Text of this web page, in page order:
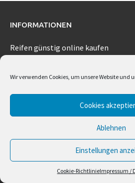
Wir verwenden Cookies, um unsere Website und
Cookies
Ablehnen
Einstellungen
Cookie-RichtlinieImpressum /
INFORMATIONEN
Reifen günstig online kaufen
Dachboxen
Navigationsgeräte
Bücher
Batterieladegeräte & Starthilfe